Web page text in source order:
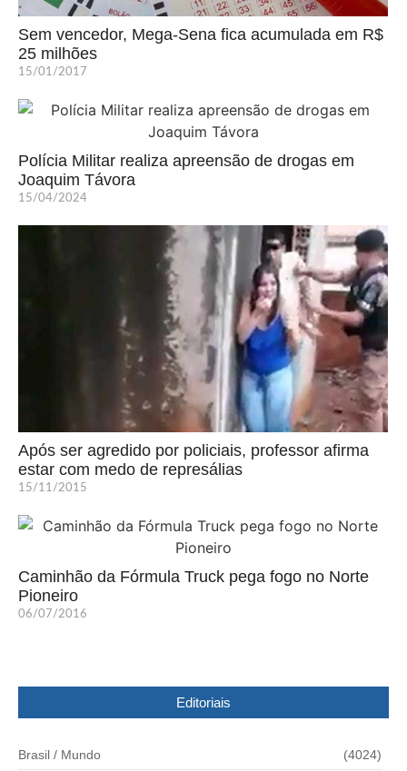
Sem vencedor, Mega-Sena fica acumulada em R$
25 milhões
15/01/2017
Polícia Militar realiza apreensão de drogas em
Joaquim Távora
15/04/2024
Após ser agredido por policiais, professor afirma
estar com medo de represálias
15/11/2015
Caminhão da Fórmula Truck pega fogo no Norte
Pioneiro
06/07/2016
Editoriais
Brasil / Mundo (4024)